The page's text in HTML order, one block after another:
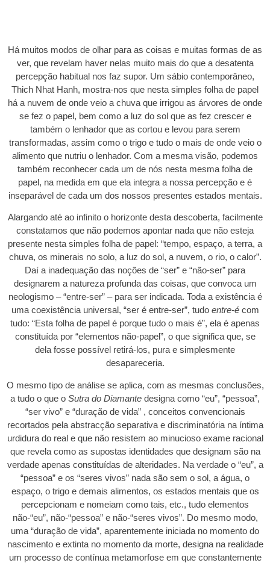
Há muitos modos de olhar para as coisas e muitas formas de as
ver, que revelam haver nelas muito mais do que a desatenta
percepção habitual nos faz supor. Um sábio contemporâneo,
Thich Nhat Hanh, mostra-nos que nesta simples folha de papel
há a nuvem de onde veio a chuva que irrigou as árvores de onde
se fez o papel, bem como a luz do sol que as fez crescer e
também o lenhador que as cortou e levou para serem
transformadas, assim como o trigo e tudo o mais de onde veio o
alimento que nutriu o lenhador. Com a mesma visão, podemos
também reconhecer cada um de nós nesta mesma folha de
papel, na medida em que ela integra a nossa percepção e é
inseparável de cada um dos nossos presentes estados mentais.
Alargando até ao infinito o horizonte desta descoberta, facilmente
constatamos que não podemos apontar nada que não esteja
presente nesta simples folha de papel: “tempo, espaço, a terra, a
chuva, os minerais no solo, a luz do sol, a nuvem, o rio, o calor”.
Daí a inadequação das noções de “ser” e “não-ser” para
designarem a natureza profunda das coisas, que convoca um
neologismo – “entre-ser” – para ser indicada. Toda a existência é
uma coexistência universal, “ser é entre-ser”, tudo entre-écom
tudo: “Esta folha de papel é porque tudo o mais é”, ela é apenas
constituída por “elementos não-papel”, o que significa que, se
dela fosse possível retirá-los, pura e simplesmente
desapareceria.
O mesmo tipo de análise se aplica, com as mesmas conclusões,
a tudo o que o Sutra do Diamante designa como “eu”, “pessoa”,
“ser vivo” e “duração de vida” , conceitos convencionais
recortados pela abstracção separativa e discriminatória na íntima
urdidura do real e que não resistem ao minucioso exame racional
que revela como as supostas identidades que designam são na
verdade apenas constituídas de alteridades. Na verdade o “eu”, a
“pessoa” e os “seres vivos” nada são sem o sol, a água, o
espaço, o trigo e demais alimentos, os estados mentais que os
percepcionam e nomeiam como tais, etc., tudo elementos
não-“eu”, não-“pessoa” e não-“seres vivos”. Do mesmo modo,
uma “duração de vida”, aparentemente iniciada no momento do
nascimento e extinta no momento da morte, designa na realidade
um processo de contínua metamorfose em que constantemente